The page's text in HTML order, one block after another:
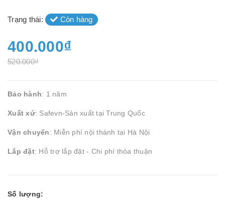
Trạng thái: Còn hàng
400.000₫
520.000₫
Bảo hành: 1 năm
Xuất xứ: Safevn-Sản xuất tại Trung Quốc
Vận chuyển: Miễn phí nội thành tại Hà Nội
Lắp đặt: Hỗ trợ lắp đặt - Chi phí thỏa thuận
Số lượng: